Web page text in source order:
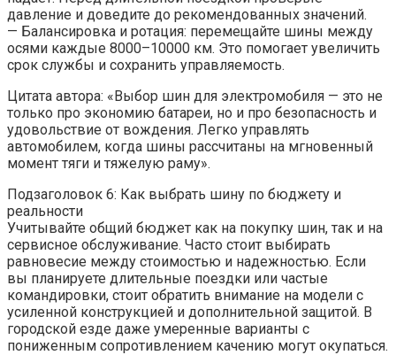
давление и доведите до рекомендованных значений.
— Балансировка и ротация: перемещайте шины между
осями каждые 8000–10000 км. Это помогает увеличить
срок службы и сохранить управляемость.
Цитата автора: «Выбор шин для электромобиля — это не
только про экономию батареи, но и про безопасность и
удовольствие от вождения. Легко управлять
автомобилем, когда шины рассчитаны на мгновенный
момент тяги и тяжелую раму».
Подзаголовок 6: Как выбрать шину по бюджету и
реальности
Учитывайте общий бюджет как на покупку шин, так и на
сервисное обслуживание. Часто стоит выбирать
равновесие между стоимостью и надежностью. Если
вы планируете длительные поездки или частые
командировки, стоит обратить внимание на модели с
усиленной конструкцией и дополнительной защитой. В
городской езде даже умеренные варианты с
пониженным сопротивлением качению могут окупаться.